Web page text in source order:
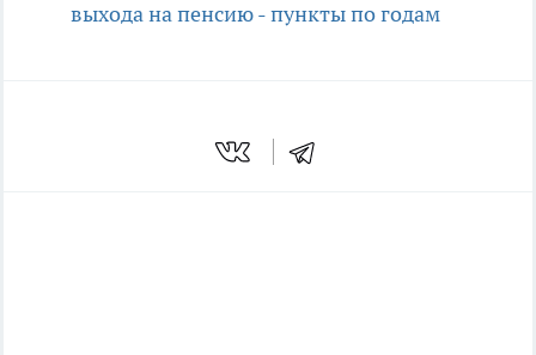
выхода на пенсию - пункты по годам